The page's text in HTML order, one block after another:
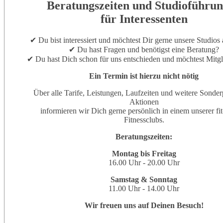
Beratungszeiten und
für Interessenten
✔ Du bist interessiert und möchtest Dir gerne unsere Studios
✔ Du hast Fragen und benötigst eine Beratung?
✔ Du hast Dich schon für uns entschieden und möchtest
Ein Termin ist hierzu nicht nötig
Über alle Tarife, Leistungen, Laufzeiten und weitere
Aktionen
informieren wir Dich gerne persönlich in einem unserer
Fitnessclubs.
Beratungszeiten:
Montag bis Freitag
16.00 Uhr - 20.00 Uhr
Samstag & Sonntag
11.00 Uhr - 14.00 Uhr
Wir freuen uns auf Deinen Besuch!